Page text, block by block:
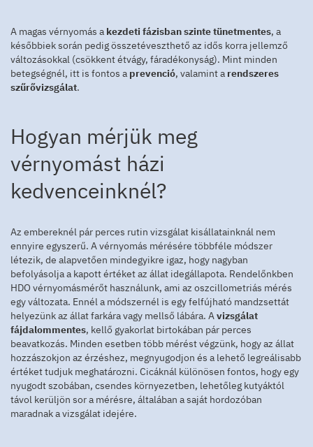
A magas vérnyomás a kezdeti fázisban szinte tünetmentes, a
későbbiek során pedig összetéveszthető az idős korra jellemző
változásokkal (csökkent étvágy, fáradékonyság). Mint minden
betegségnél, itt is fontos a prevenció, valamint a rendszeres
szűrővizsgálat.
Hogyan mérjük meg
vérnyomást házi
kedvenceinknél?
Az embereknél pár perces rutin vizsgálat kisállatainknál nem
ennyire egyszerű. A vérnyomás mérésére többféle módszer
létezik, de alapvetően mindegyikre igaz, hogy nagyban
befolyásolja a kapott értéket az állat idegállapota. Rendelőnkben
HDO vérnyomásmérőt használunk, ami az oszcillometriás mérés
egy változata. Ennél a módszernél is egy felfújható mandzsettát
helyezünk az állat farkára vagy mellső lábára. Avizsgálat
fájdalommentes, kellő gyakorlat birtokában pár perces
beavatkozás. Minden esetben több mérést végzünk, hogy az állat
hozzászokjon az érzéshez, megnyugodjon és a lehető legreálisabb
értéket tudjuk meghatározni. Cicáknál különösen fontos, hogy egy
nyugodt szobában, csendes környezetben, lehetőleg kutyáktól
távol kerüljön sor a mérésre, általában a saját hordozóban
maradnak a vizsgálat idejére.